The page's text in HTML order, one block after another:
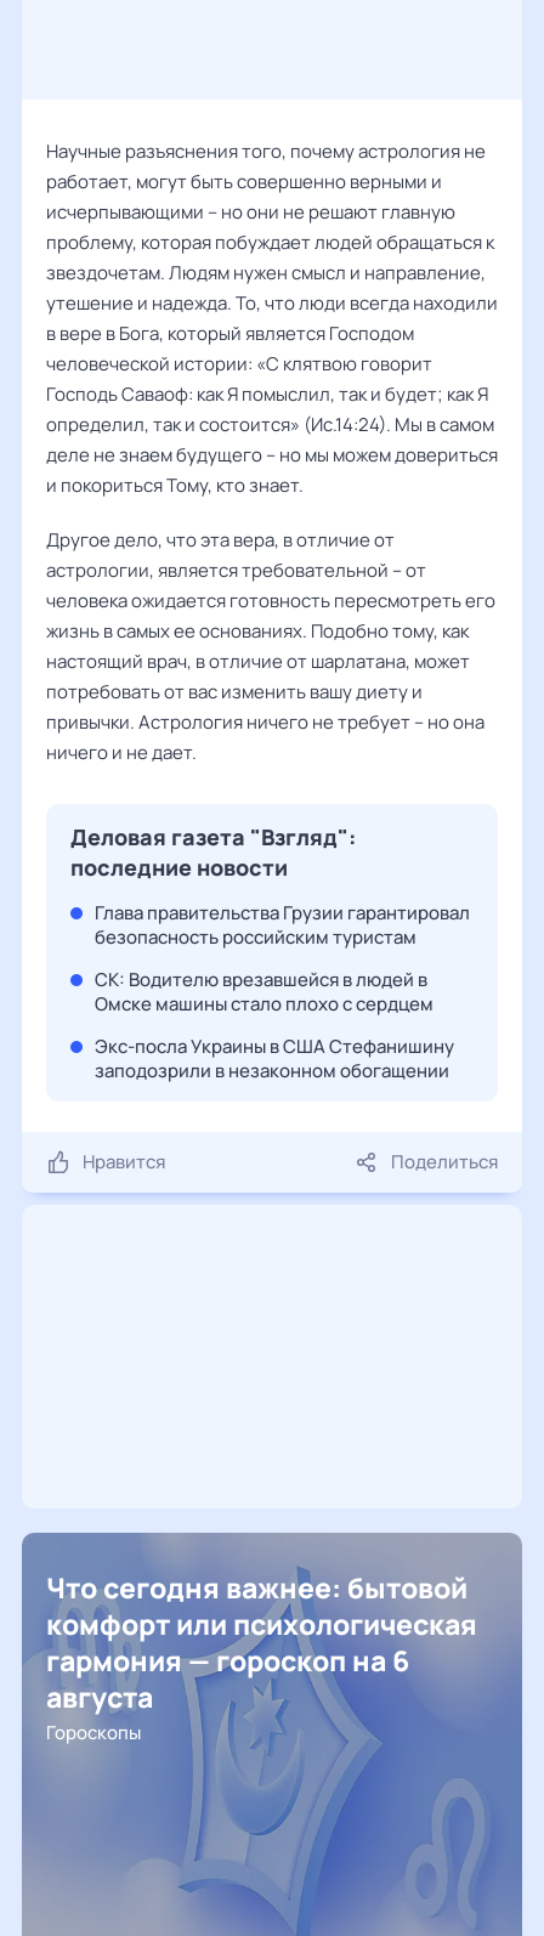
Научные разъяснения того, почему астрология не
работает, могут быть совершенно верными и
исчерпывающими – но они не решают главную
проблему, которая побуждает людей обращаться к
звездочетам. Людям нужен смысл и направление,
утешение и надежда. То, что люди всегда находили
в вере в Бога, который является Господом
человеческой истории: «С клятвою говорит
Господь Саваоф: как Я помыслил, так и будет; как Я
определил, так и состоится» (Ис.14:24). Мы в самом
деле не знаем будущего – но мы можем довериться
и покориться Тому, кто знает.
Другое дело, что эта вера, в отличие от
астрологии, является требовательной – от
человека ожидается готовность пересмотреть его
жизнь в самых ее основаниях. Подобно тому, как
настоящий врач, в отличие от шарлатана, может
потребовать от вас изменить вашу диету и
привычки. Астрология ничего не требует – но она
ничего и не дает.
Деловая газета "Взгляд":
последние новости
Глава правительства Грузии гарантировал
безопасность российским туристам
СК: Водителю врезавшейся в людей в
Омске машины стало плохо с сердцем
Экс-посла Украины в США Стефанишину
заподозрили в незаконном обогащении
Нравится Поделиться
Что сегодня важнее: бытовой
комфорт или психологическая
гармония — гороскоп на 6
августа
Гороскопы